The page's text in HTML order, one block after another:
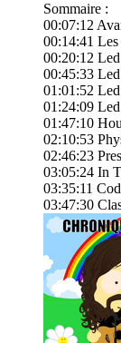
Sommaire :
00:07:12
00:14:41
00:20:12
00:45:33
01:01:52
01:24:09
01:47:10
02:10:53
02:46:23
03:05:24 In
03:35:11
03:47:30